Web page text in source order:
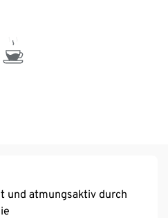
und atmungsaktiv durch